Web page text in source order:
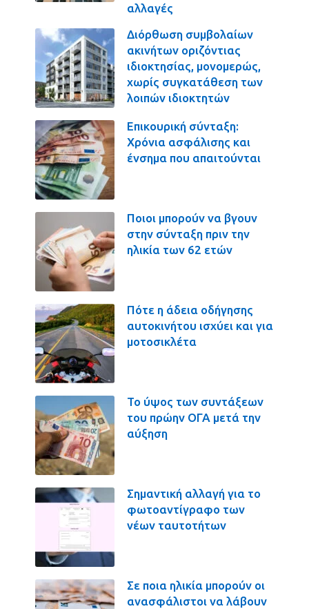
αλλαγές
Διόρθωση συμβολαίων
ακινήτων οριζόντιας
ιδιοκτησίας, μονομερώς,
χωρίς συγκατάθεση των
λοιπών ιδιοκτητών
Επικουρική σύνταξη:
Χρόνια ασφάλισης και
ένσημα που απαιτούνται
Ποιοι μπορούν να βγουν
στην σύνταξη πριν την
ηλικία των 62 ετών
Πότε η άδεια οδήγησης
αυτοκινήτου ισχύει και για
μοτοσικλέτα
Το ύψος των συντάξεων
του πρώην ΟΓΑ μετά την
αύξηση
Σημαντική αλλαγή για το
φωτοαντίγραφο των
νέων ταυτοτήτων
Σε ποια ηλικία μπορούν οι
ανασφάλιστοι να λάβουν